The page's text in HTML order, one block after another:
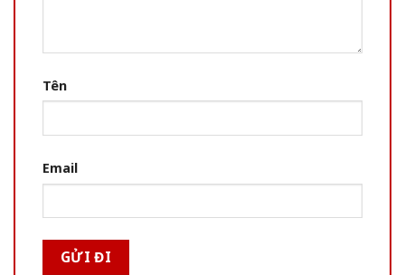
Tên
Email